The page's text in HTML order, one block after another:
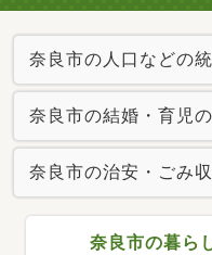
奈良市の人口などの
奈良市の結婚・育児
奈良市の治安・ごみ
奈良市の暮ら